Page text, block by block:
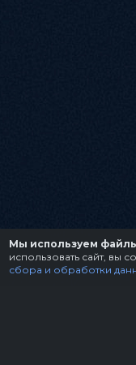
Мы используем
использовать сайт, вы
сбора и обработки